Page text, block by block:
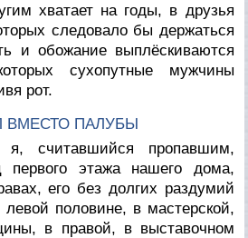
хватает на годы, в друзья
следовало бы держаться
и обожание выплёскиваются
сухопутные мужчины
рот.
ВМЕСТО ПАЛУБЫ
я, считавшийся пропавшим,
первого этажа нашего дома,
его без долгих раздумий
половине, в мастерской,
в правой, в выставочном